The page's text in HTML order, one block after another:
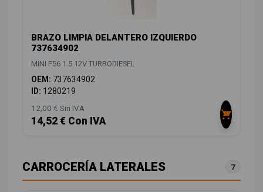
BRAZO LIMPIA DELANTERO IZQUIERDO
737634902
MINI F56 1.5 12V TURBODIESEL
OEM: 737634902
ID: 1280219
12,00 € Sin IVA
14,52 € Con IVA
CARROCERÍA LATERALES 7